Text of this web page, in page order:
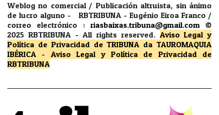
Weblog no comercial / Publicación altruista, sin ánimo
de lucro alguno - RBTRIBUNA - Eugénio Eiroa Franco /
correo electrónico : riasbaixas.tribuna@gmail.com
©
2025 RBTRIBUNA -All rights reserved. Aviso Legal y
Política de Privacidad de TRIBUNA da TAUROMAQUIA
IBÉRICA - Aviso Legal y Política de Privacidad
de
RBTRIBUNA